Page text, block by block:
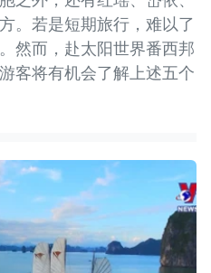
。若是短期旅行，难以了
然而，赴太阳世界番西邦
客将有机会了解上述五个